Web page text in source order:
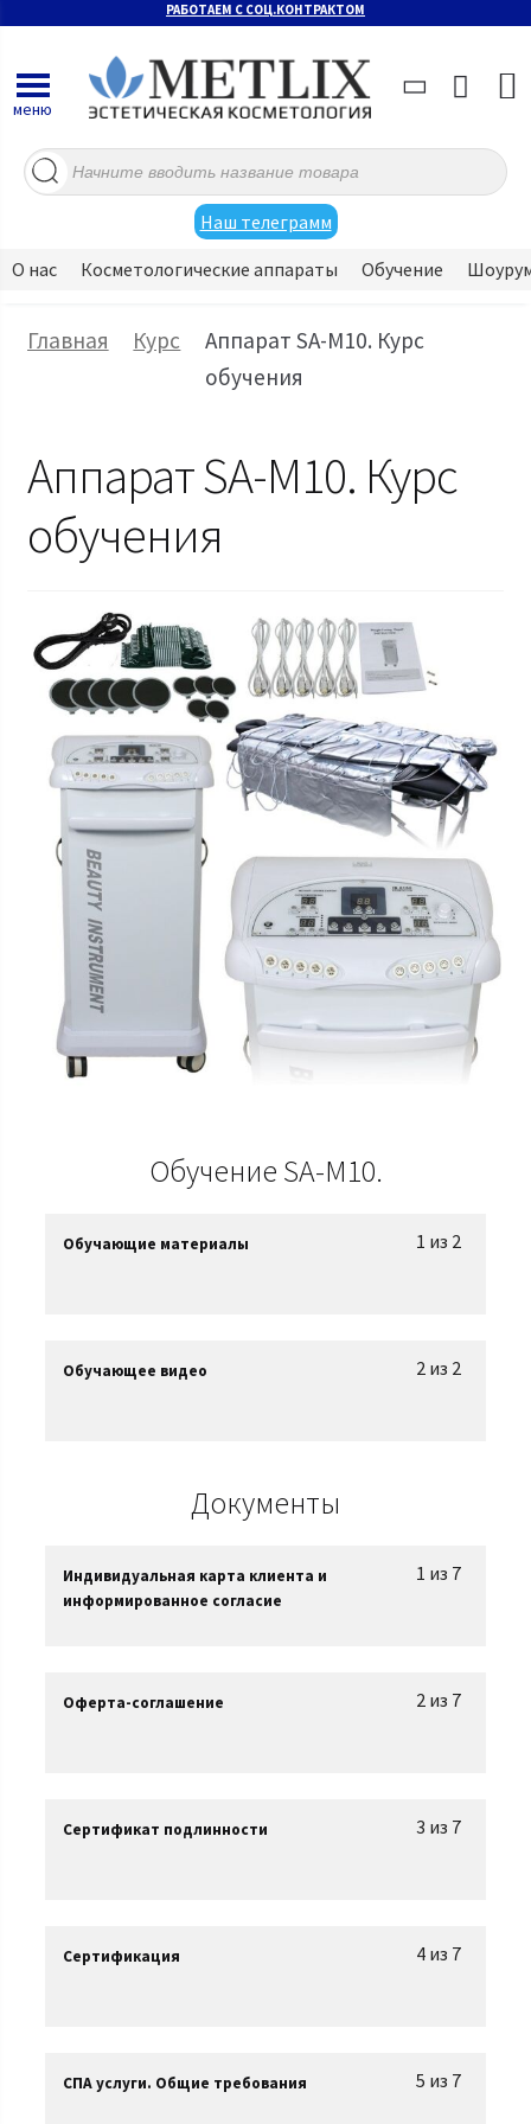
РАБОТАЕМ С СОЦ.КОНТРАКТОМ
Поиск
товаров
Наш телеграмм
меню
О нас Косметологические аппараты Обучение
Главная Курс
Аппарат SA-M10. Курс
обучения
Аппарат SA-M10. Курс
обучения
Обучение SA-M10.
1 из 2
Обучающие материалы
2 из 2
Обучающее видео
Документы
1 из 7
Индивидуальная карта клиента и
информированное согласие
2 из 7
Оферта-соглашение
3 из 7
Сертификат подлинности
4 из 7
Сертификация
5 из 7
СПА услуги. Общие требования